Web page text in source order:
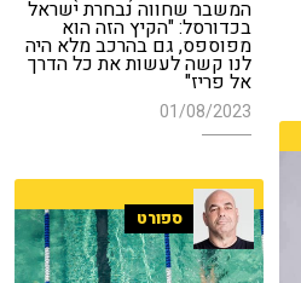
המשבר שחווה נבחרת ישראל
בכדורסל: "הקיץ הזה הוא
מפוספס, גם בהרכב מלא היה
לנו קשה לעשות את כל הדרך
אל פריז"
01/08/2023
ספורט